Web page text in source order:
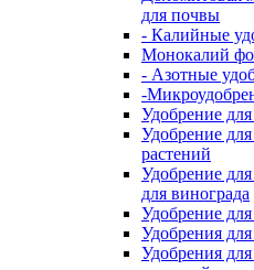
для почвы
- Калийные
Монокалий
- Азотные
-
Удобрение
Удобрение
растений
Удобрение
для винограда
Удобрение
Удобрения
Удобрения